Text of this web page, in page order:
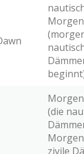
(die
zivile